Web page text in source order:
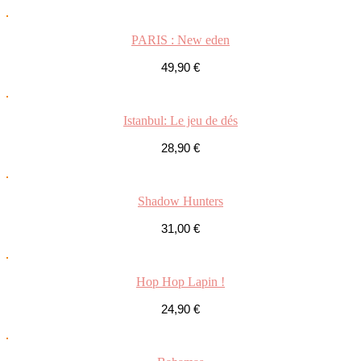
PARIS : New eden
49,90 €
Istanbul: Le jeu de dés
28,90 €
Shadow Hunters
31,00 €
Hop Hop Lapin !
24,90 €